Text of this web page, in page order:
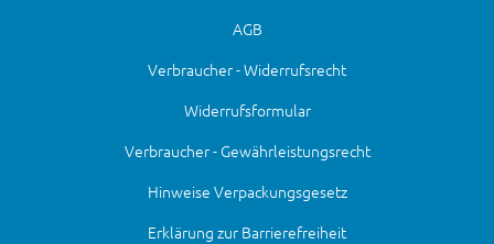
AGB
Verbraucher - Widerrufsrecht
Widerrufsformular
Verbraucher - Gewährleistungsrecht
Hinweise Verpackungsgesetz
Erklärung zur Barrierefreiheit